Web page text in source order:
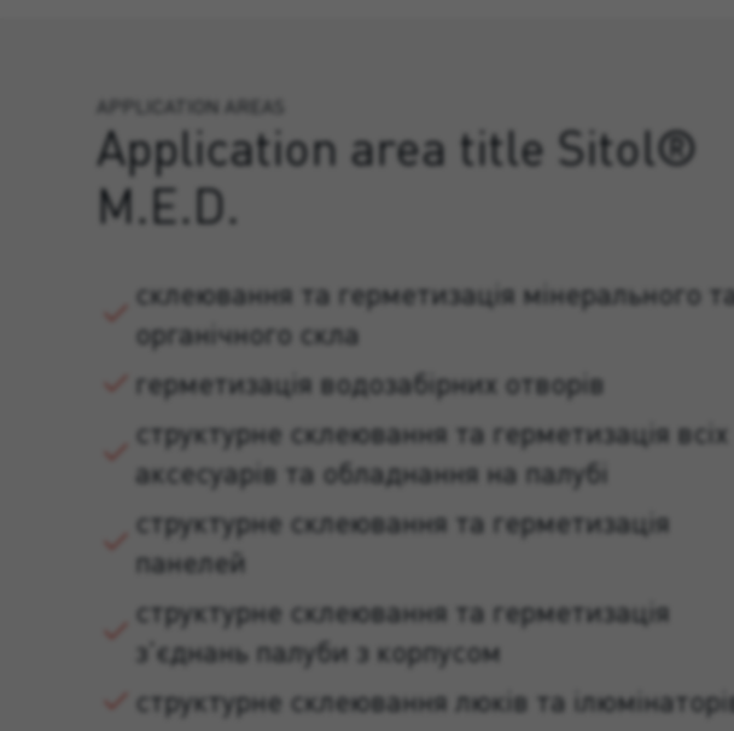
APPLICATION AREAS
Application area title Sitol®
M.E.D.
склеювання та герметизація мінерального
органічного скла
герметизація водозабірних отворів
структурне склеювання та герметизація всіх
аксесуарів та обладнання на палубі
структурне склеювання та герметизація
панелей
структурне склеювання та герметизація
з'єднань палуби з корпусом
структурне склеювання люків та